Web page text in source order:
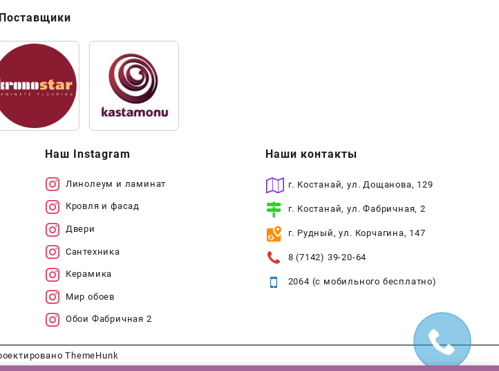
Поставщики
Наш Instagram
Линолеум и ламинат
Кровля и фасад
Двери
Сантехника
Керамика
Мир обоев
Обои Фабричная 2
Наши контакты
г. Костанай, ул. Дощанова, 129
г. Костанай, ул. Фабричная, 2
г. Рудный, ул. Корчагина, 147
8 (7142) 39-20-64
2064 (с мобильного бесплатно)
ThemeHunk